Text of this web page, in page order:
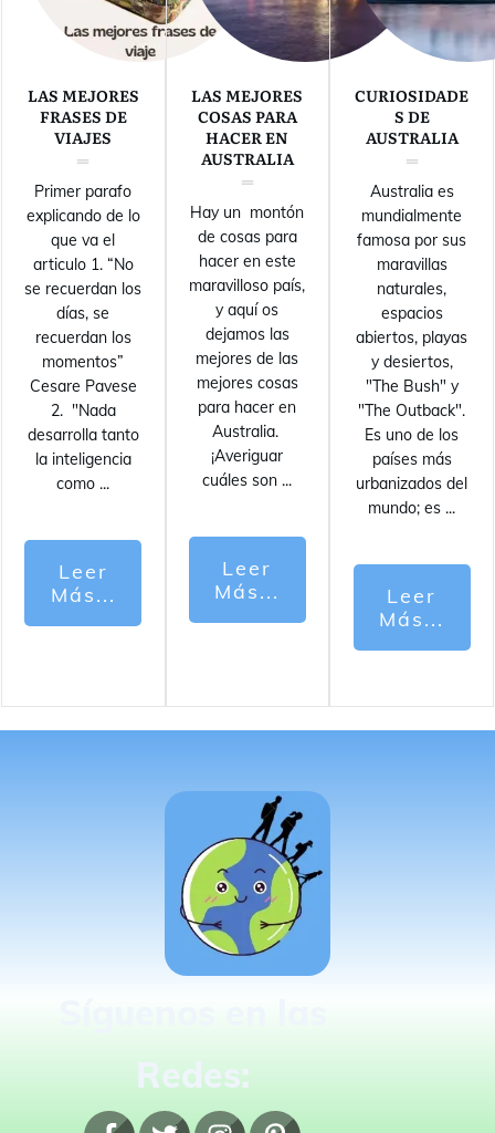
LAS MEJORES
FRASES DE
VIAJES
Primer parafo
explicando de lo
que va el
articulo 1. “No
se recuerdan los
días, se
recuerdan los
momentos”
Cesare Pavese
2. "Nada
desarrolla tanto
la inteligencia
como ...
Leer
Más...
LAS MEJORES
COSAS PARA
HACER EN
AUSTRALIA
Hay un montón
de cosas para
hacer en este
maravilloso país,
y aquí os
dejamos las
mejores de las
mejores cosas
para hacer en
Australia.
¡Averiguar
cuáles son ...
Leer
Más...
CURIOSIDADE
S DE
AUSTRALIA
Australia es
mundialmente
famosa por sus
maravillas
naturales,
espacios
abiertos, playas
y desiertos,
"The Bush" y
"The Outback".
Es uno de los
países más
urbanizados del
mundo; es ...
Leer
Más...
Redes: